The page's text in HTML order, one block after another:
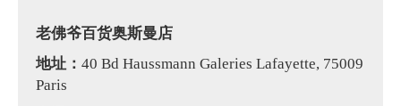
老佛爷百货奥斯曼店
地址： 40 Bd Haussmann Galeries Lafayette, 75009
Paris